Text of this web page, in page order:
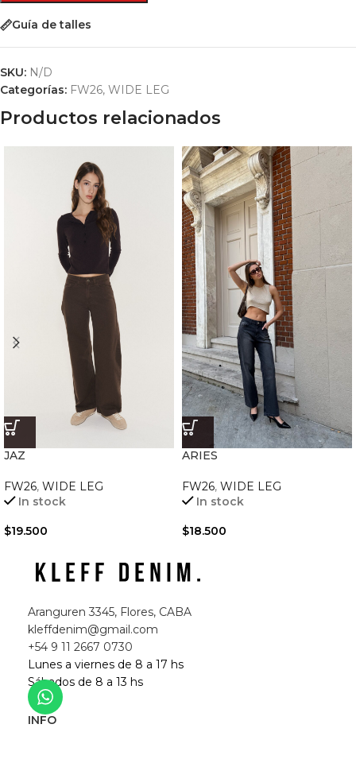
Guía de talles
SKU: N/D
Categorías: FW26, WIDE LEG
Productos relacionados
JAZ
FW26, WIDE LEG
In stock
$19.500
ARIES
FW26, WIDE LEG
In stock
$18.500
Aranguren 3345, Flores, CABA
kleffdenim@gmail.com
+54 9 11 2667 0730
Lunes a viernes de 8 a 17 hs
Sábados de 8 a 13 hs
INFO